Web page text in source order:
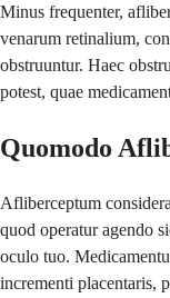
Minus frequenter,
venarum retinalium,
obstruuntur. Haec
potest, quae
Quomodo
Afliberceptum
quod operatur agendo
oculo tuo.
incrementi placentaris,